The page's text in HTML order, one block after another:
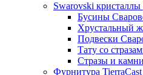
Swarovski
Бусины
Хрустальный
Подвески
Тату со
Стразы и
Фурнитура